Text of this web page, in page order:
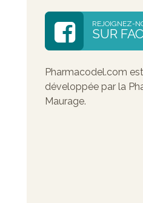
REJOIGNEZ-
SUR
Pharmacodel.com
développée par la
Maurage.